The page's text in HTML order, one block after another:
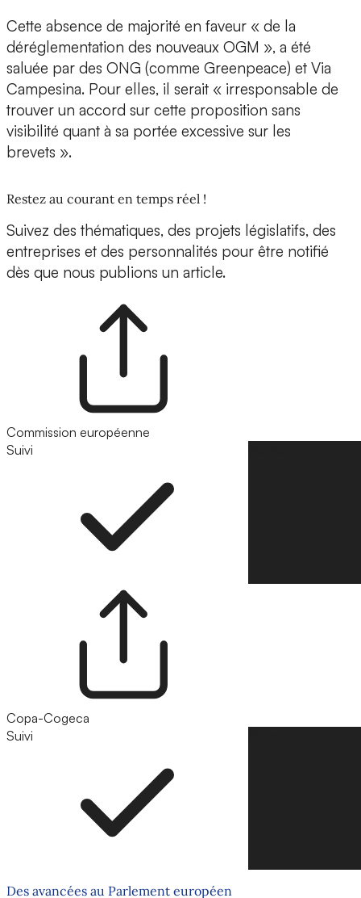
Cette absence de majorité en faveur « de la
déréglementation des nouveaux OGM », a été
saluée par des ONG (comme Greenpeace) et Via
Campesina. Pour elles, il serait « irresponsable de
trouver un accord sur cette proposition sans
visibilité quant à sa portée excessive sur les
brevets ».
Restez au courant en temps réel !
Suivez des thématiques, des projets législatifs, des
entreprises et des personnalités pour être notifié
dès que nous publions un article.
Commission européenne
Suivi
Copa-Cogeca
Suivi
Des avancées au Parlement européen